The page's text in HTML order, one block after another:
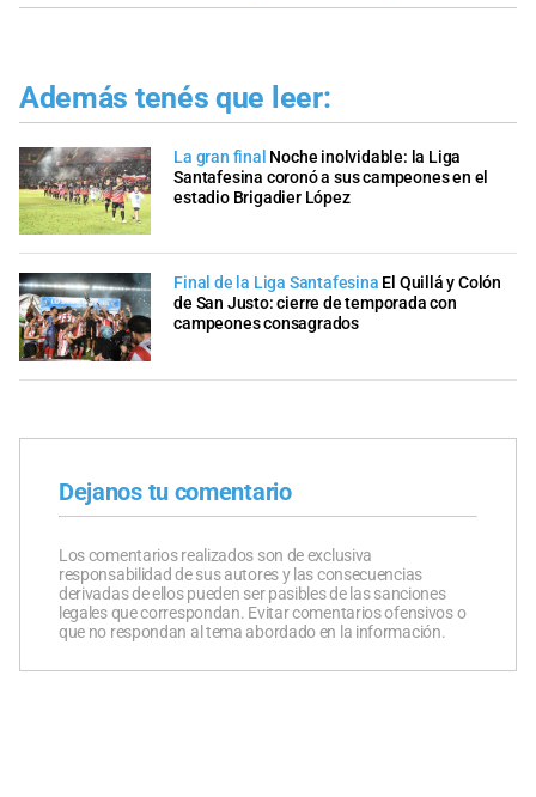
Además tenés que leer:
La gran final Noche inolvidable: la Liga
Santafesina coronó a sus campeones en el
estadio Brigadier López
Final de la Liga Santafesina El Quillá y Colón
de San Justo: cierre de temporada con
campeones consagrados
Dejanos tu comentario
Los comentarios realizados son de exclusiva
responsabilidad de sus autores y las consecuencias
derivadas de ellos pueden ser pasibles de las sanciones
legales que correspondan. Evitar comentarios ofensivos o
que no respondan al tema abordado en la información.